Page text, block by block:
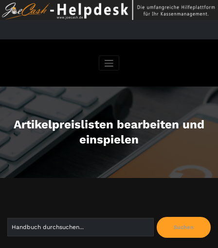
Springe
zum
Artikelpreislisten bearbeiten und
einspielen
for:
Suchen